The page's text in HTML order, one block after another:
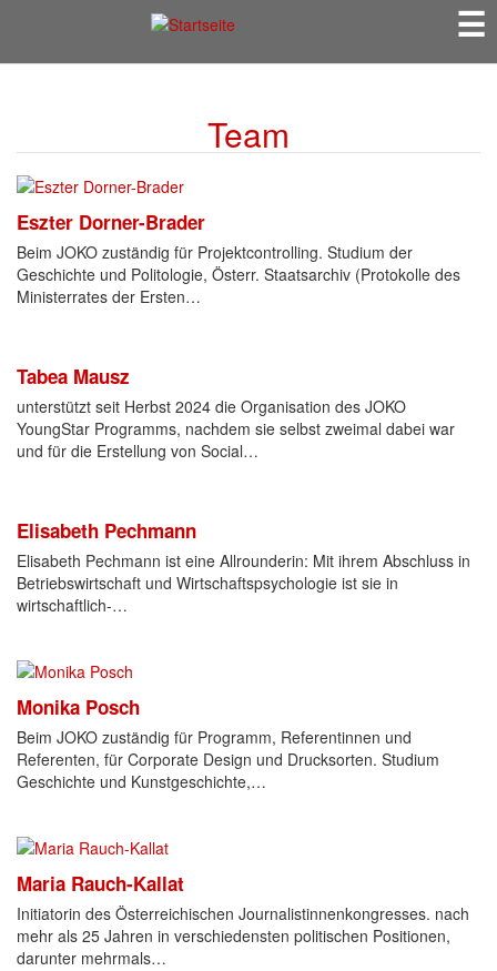
☰
Team
Eszter Dorner-Brader
Beim JOKO zuständig für Projektcontrolling. Studium der
Geschichte und Politologie, Österr. Staatsarchiv (Protokolle des
Ministerrates der Ersten…
Tabea Mausz
unterstützt seit Herbst 2024 die Organisation des JOKO
YoungStar Programms, nachdem sie selbst zweimal dabei war
und für die Erstellung von Social…
Elisabeth Pechmann
Elisabeth Pechmann ist eine Allrounderin: Mit ihrem Abschluss in
Betriebswirtschaft und Wirtschaftspsychologie ist sie in
wirtschaftlich-…
Monika Posch
Beim JOKO zuständig für Programm, Referentinnen und
Referenten, für Corporate Design und Drucksorten. Studium
Geschichte und Kunstgeschichte,…
Maria Rauch-Kallat
Initiatorin des Österreichischen Journalistinnenkongresses. nach
mehr als 25 Jahren in verschiedensten politischen Positionen,
darunter mehrmals…